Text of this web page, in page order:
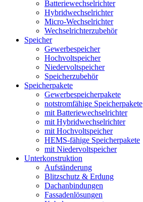
Batteriewechselrichter
Hybridwechselrichter
Micro-Wechselrichter
Wechselrichterzubehör
Speicher
Gewerbespeicher
Hochvoltspeicher
Niedervoltspeicher
Speicherzubehör
Speicherpakete
Gewerbespeicherpakete
notstromfähige Speicherpakete
mit Batteriewechselrichter
mit Hybridwechselrichter
mit Hochvoltspeicher
HEMS-fähige Speicherpakete
mit Niedervoltspeicher
Unterkonstruktion
Aufständerung
Blitzschutz & Erdung
Dachanbindungen
Fassadenlösungen